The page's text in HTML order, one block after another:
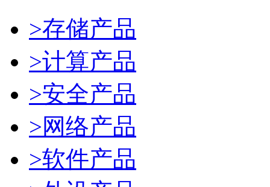
>存储产品
>计算产品
>安全产品
>网络产品
>软件产品